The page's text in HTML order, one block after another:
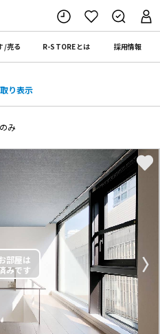
/売る R-STOREとは 採用情報
り表示
み
〉